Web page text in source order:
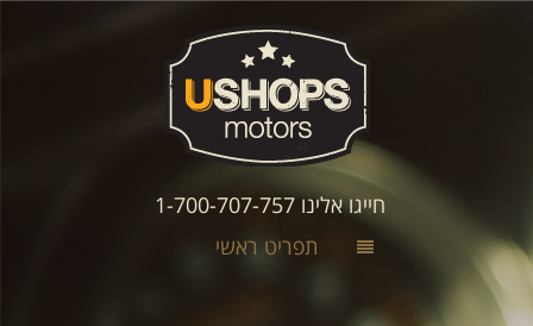
חייגו אלינו 1-700-707-757
תפריט ראשי